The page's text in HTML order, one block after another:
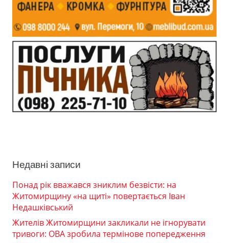
Недавні записи
Понад рік вважався зниклим безвісти: на
Житомирщину «на щиті» повертається Іван
Недашківський
Жителів Житомирщини закликали не ігнорувати
тривоги: ОВА зробила термінове попередження